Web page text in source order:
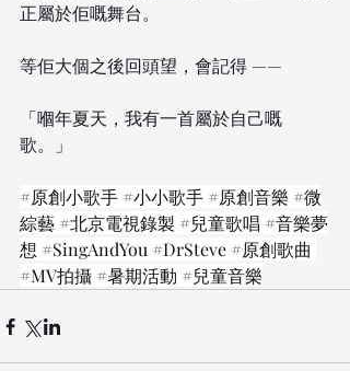
正屬於佢嘅舞台。
等佢大個之後回頭望，會記得 ——
「嗰年夏天，我有一首屬於自己嘅
歌。」
#原創小歌手 #小小歌手 #原創音樂 #微
綜藝 #北京電視錄製 #兒童歌唱 #音樂夢
想 #SingAndYou #DrSteve #原創歌曲
#MV拍攝 #暑期活動 #兒童音樂